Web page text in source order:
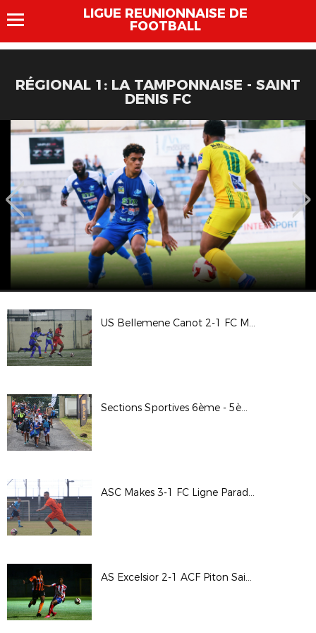
LIGUE REUNIONNAISE DE
FOOTBALL
RÉGIONAL 1: LA TAMPONNAISE - SAINT
DENIS FC
US Bellemene Canot 2-1 FC Moufia 10ème journée Régional 2 Poule A
Sections Sportives 6ème - 5ème au Creps
ASC Makes 3-1 FC Ligne Paradis Tour préliminaire de la coupe de la Réunion
AS Excelsior 2-1 ACF Piton Saint Leu 4ème tour de la coupe de France